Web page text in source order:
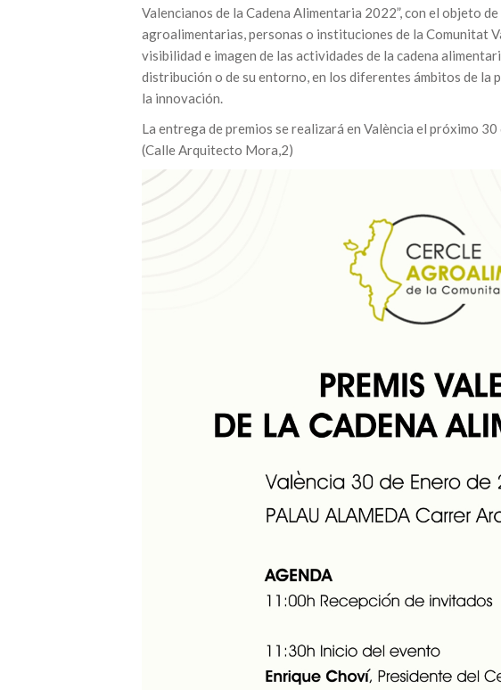
Valencianos de la Cadena Alimentaria 2022”, con el objeto
agroalimentarias, personas o instituciones de la Comunitat
visibilidad e imagen de las actividades de la cadena
distribución o de su entorno, en los diferentes ámbitos de la
la innovación.
La entrega de premios se realizará en València el próximo
(Calle Arquitecto Mora,2)